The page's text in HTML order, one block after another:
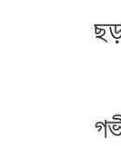
বাঁধা